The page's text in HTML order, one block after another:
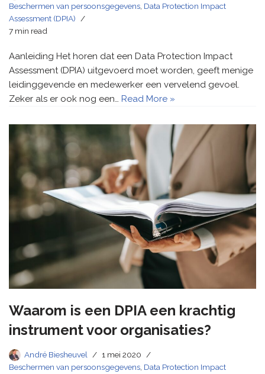
Beschermen van persoonsgegevens Data Protection Impact
Assessment (DPIA)
7 min read
Aanleiding Het horen dat een Data Protection Impact
Assessment (DPIA) uitgevoerd moet worden, geeft menige
leidinggevende en medewerker een vervelend gevoel.
Zeker als er ook nog een… Read More »
Waarom is een DPIA een krachtig
instrument voor organisaties?
André Biesheuvel
1 mei 2020
Beschermen van persoonsgegevens, Data Protection Impact